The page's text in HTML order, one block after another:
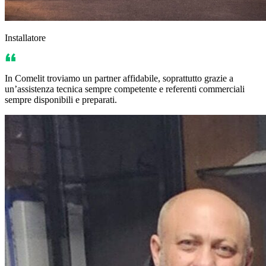
Installatore
In Comelit troviamo un partner affidabile, soprattutto grazie a
un’assistenza tecnica sempre competente e referenti commerciali
sempre disponibili e preparati.